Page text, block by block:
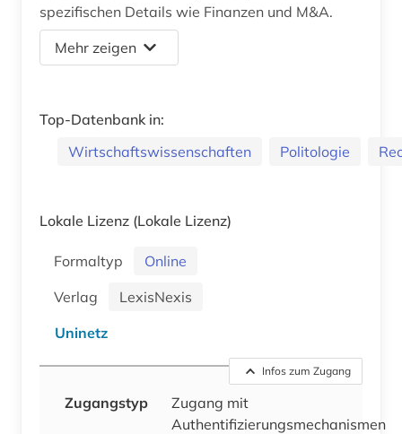
spezifischen Details wie Finanzen und M&A.
Mehr zeigen
Top-Datenbank in:
Wirtschaftswissenschaften
Politologie
Lokale Lizenz (Lokale Lizenz)
Formaltyp
Online
Verlag
LexisNexis
Uninetz
Infos zum Zugang
Zugangstyp
Zugang mit
Authentifizierungsmechanismen